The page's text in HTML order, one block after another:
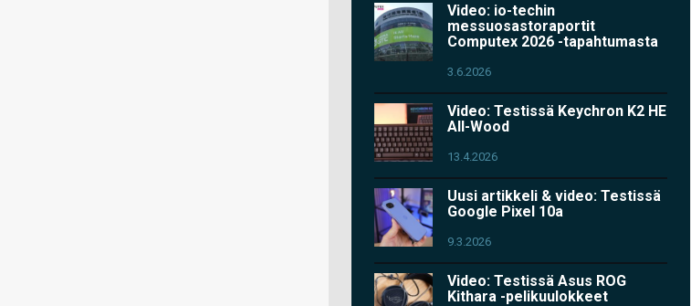
Video: io-techin
messuosastoraportit
Computex 2026 -tapahtumasta
3.6.2026
Video: Testissä Keychron K2 HE
All-Wood
13.4.2026
Uusi artikkeli & video: Testissä
Google Pixel 10a
9.3.2026
Video: Testissä Asus ROG
Kithara -pelikuulokkeet